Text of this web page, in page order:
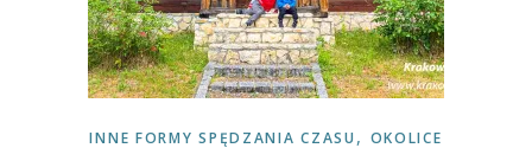
INNE FORMY SPĘDZANIA CZASU , OKOLICE